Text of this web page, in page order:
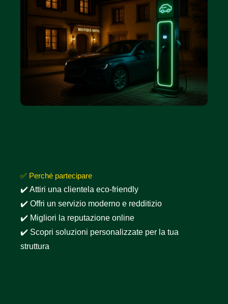
✅ Perché partecipare
✔️ Attiri una clientela eco-friendly
✔️ Offri un servizio moderno e redditizio
✔️ Migliori la reputazione online
✔️ Scopri soluzioni personalizzate per la tua
struttura